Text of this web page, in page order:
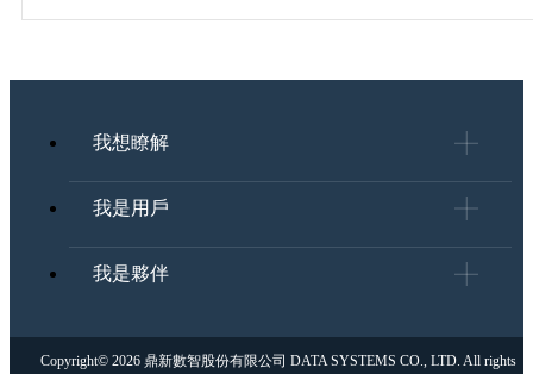
我想瞭解
我是用戶
我是夥伴
Copyright© 2026 鼎新數智股份有限公司 DATA SYSTEMS CO., LTD. All rights